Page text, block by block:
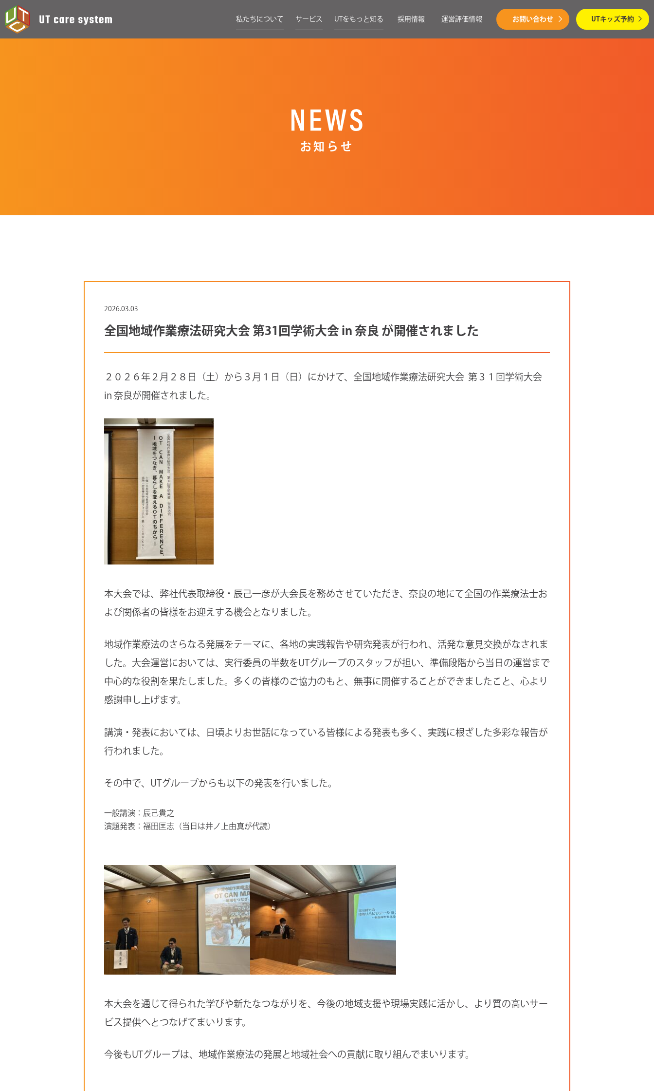
私たちについて サービス UTをもっと知る 採用情報 運営評価情報 お問い合わせ UTキッズ予約
お知らせ
2026.03.03
全国地域作業療法研究大会 第31回学術大会 in 奈良 が開催されました
２０２６年２月２８日（土）から３月１日（日）にかけて、全国地域作業療法研究大会 第３１回学術大会
in 奈良が開催されました。
本大会では、弊社代表取締役・辰己一彦が大会長を務めさせていただき、奈良の地にて全国の作業療法士お
よび関係者の皆様をお迎えする機会となりました。
地域作業療法のさらなる発展をテーマに、各地の実践報告や研究発表が行われ、活発な意見交換がなされま
した。大会運営においては、実行委員の半数をUTグループのスタッフが担い、準備段階から当日の運営まで
中心的な役割を果たしました。多くの皆様のご協力のもと、無事に開催することができましたこと、心より
感謝申し上げます。
講演・発表においては、日頃よりお世話になっている皆様による発表も多く、実践に根ざした多彩な報告が
行われました。
その中で、UTグループからも以下の発表を行いました。
一般講演：辰己貴之
演題発表：福田匡志（当日は井ノ上由真が代読）
本大会を通じて得られた学びや新たなつながりを、今後の地域支援や現場実践に活かし、より質の高いサー
ビス提供へとつなげてまいります。
今後もUTグループは、地域作業療法の発展と地域社会への貢献に取り組んでまいります。